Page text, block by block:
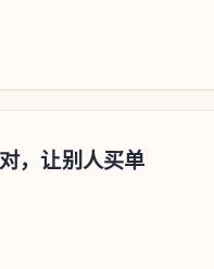
，让别人买单